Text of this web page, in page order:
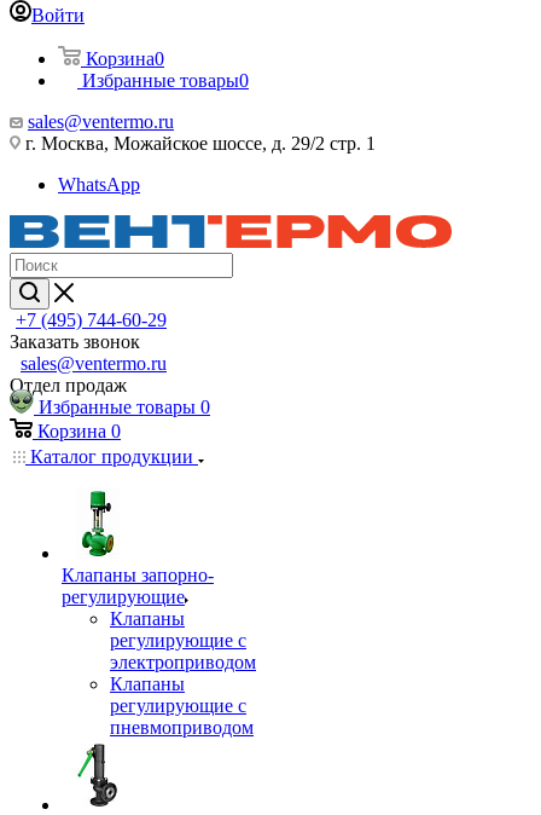
Войти
Корзина0
Избранные товары0
sales@ventermo.ru
г. Москва, Можайское шоссе, д. 29/2 стр. 1
WhatsApp
+7 (495) 744-60-29
Заказать звонок
sales@ventermo.ru
Отдел продаж
Избранные товары 0
Корзина 0
Каталог продукции
Клапаны запорно-
регулирующие
Клапаны
регулирующие с
электроприводом
Клапаны
регулирующие с
пневмоприводом